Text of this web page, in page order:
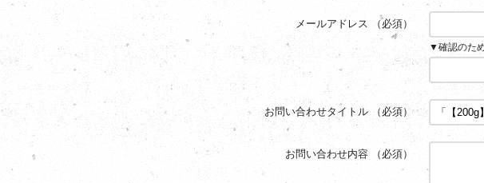
メールアドレス （必須）
▼確認のた
お問い合わせタイトル （必須）
お問い合わせ内容 （必須）